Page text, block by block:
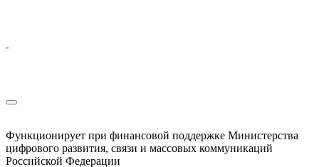
Функционирует при финансовой поддержке Министерства
цифрового развития, связи и массовых коммуникаций
Российской Федерации